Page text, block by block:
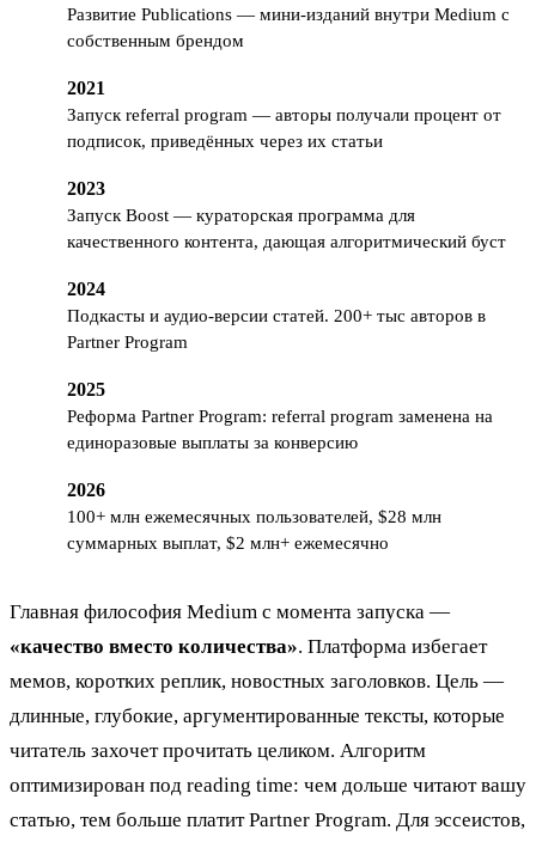
Развитие Publications — мини-изданий внутри Medium с
собственным брендом
2021
Запуск referral program — авторы получали процент от
подписок, приведённых через их статьи
2023
Запуск Boost — кураторская программа для
качественного контента, дающая алгоритмический буст
2024
Подкасты и аудио-версии статей. 200+ тыс авторов в
Partner Program
2025
Реформа Partner Program: referral program заменена на
единоразовые выплаты за конверсию
2026
100+ млн ежемесячных пользователей, $28 млн
суммарных выплат, $2 млн+ ежемесячно
Главная философия Medium с момента запуска —
«качество вместо количества». Платформа избегает
мемов, коротких реплик, новостных заголовков. Цель —
длинные, глубокие, аргументированные тексты, которые
читатель захочет прочитать целиком. Алгоритм
оптимизирован под reading time: чем дольше читают вашу
статью, тем больше платит Partner Program. Для эссеистов,